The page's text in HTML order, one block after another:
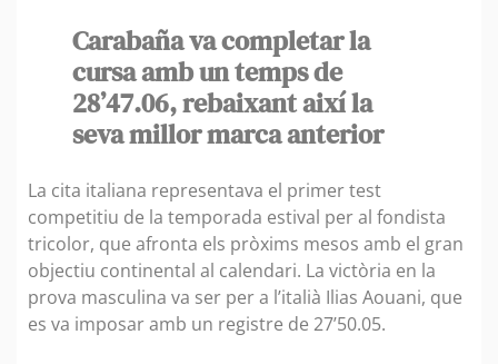
Carabaña va completar la
cursa amb un temps de
28’47.06, rebaixant així la
seva millor marca anterior
La cita italiana representava el primer test
competitiu de la temporada estival per al fondista
tricolor, que afronta els pròxims mesos amb el gran
objectiu continental al calendari. La victòria en la
prova masculina va ser per a l’italià Ilias Aouani, que
es va imposar amb un registre de 27’50.05.